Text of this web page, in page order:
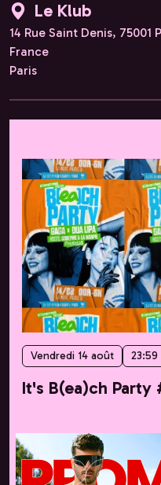
Le Klub
14 Rue Saint Denis, 75001
France
Paris
Vendredi 14 août 23:59
It's B(ea)ch Party